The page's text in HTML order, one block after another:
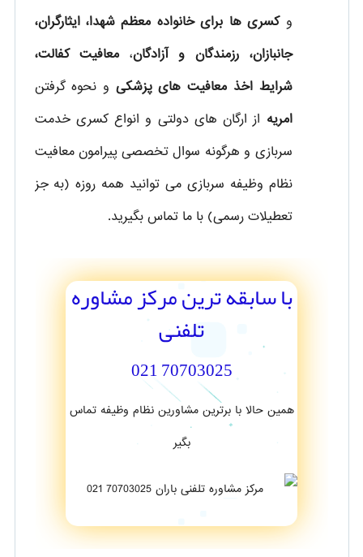
و کسری ها برای خانواده معظم شهدا، ایثارگران،
جانبازان، رزمندگان و آزادگان، معافیت کفالت،
شرایط اخذ معافیت های پزشکی و نحوه گرفتن
امریه از ارگان های دولتی و انواع کسری خدمت
سربازی و هرگونه سوال تخصصی پیرامون معافیت
نظام وظیفه سربازی می توانید همه روزه (به جز
تعطیلات رسمی) با ما تماس بگیرید.
با سابقه ترین مرکز مشاوره
تلفنی
70703025 021
همین حالا با برترین مشاورین نظام وظیفه تماس
بگیر